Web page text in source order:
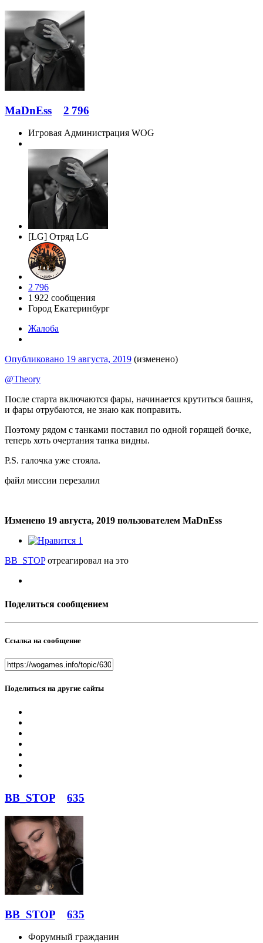
MaDnEss 2 796
Игровая Администрация WOG
[LG] Отряд LG
2 796
1 922 сообщения
Город Екатеринбург
Жалоба
Опубликовано 19 августа, 2019 (изменено)
@Theory
После старта включаются фары, начинается крутиться башня,
и фары отрубаются, не знаю как поправить.
Поэтому рядом с танками поставил по одной горящей бочке,
теперь хоть очертания танка видны.
P.S. галочка уже стояла.
файл миссии перезалил
Изменено 19 августа, 2019 пользователем MaDnEss
1
BB_STOPотреагировал на это
Поделиться сообщением
Ссылка на сообщение
Поделиться на другие сайты
BB_STOP 635
BB_STOP 635
Форумный гражданин